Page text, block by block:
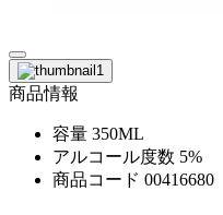
商品情報
容量 350ML
アルコール度数 5%
商品コード 00416680